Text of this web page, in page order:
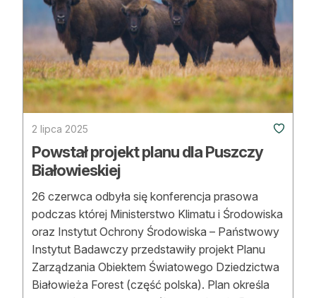
2 lipca 2025
Powstał projekt planu dla Puszczy
Białowieskiej
26 czerwca odbyła się konferencja prasowa
podczas której Ministerstwo Klimatu i Środowiska
oraz Instytut Ochrony Środowiska – Państwowy
Instytut Badawczy przedstawiły projekt Planu
Zarządzania Obiektem Światowego Dziedzictwa
Białowieża Forest (część polska). Plan określa